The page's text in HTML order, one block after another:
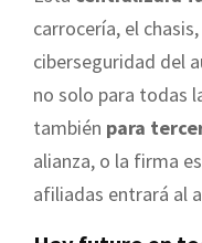
carrocería, el
ciberseguridad del
no solo para todas
también para
alianza, o la firma
afiliadas entrará al